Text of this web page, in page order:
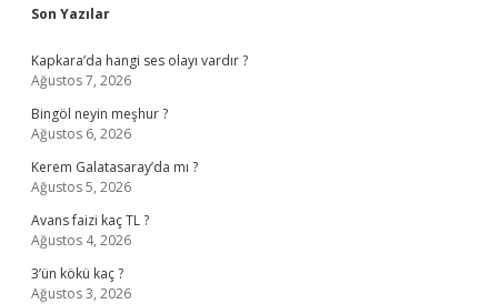
Sidebar
Son Yazılar
Kapkara’da hangi ses olayı vardır ?
Ağustos 7, 2026
Bingöl neyin meşhur ?
Ağustos 6, 2026
Kerem Galatasaray’da mı ?
Ağustos 5, 2026
Avans faizi kaç TL ?
Ağustos 4, 2026
3’ün kökü kaç ?
Ağustos 3, 2026